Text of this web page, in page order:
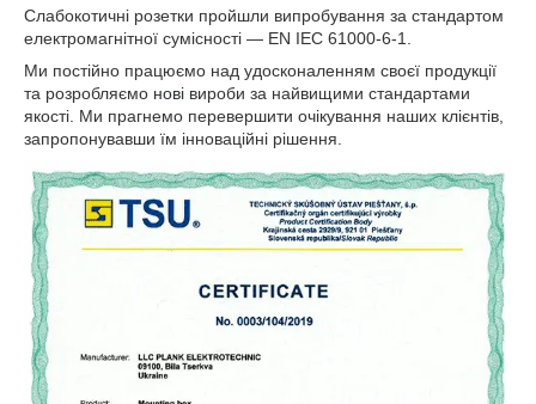
Слабокотичні розетки пройшли випробування за стандартом
електромагнітної сумісності — EN IEC 61000-6-1.
Ми постійно працюємо над удосконаленням своєї продукції
та розробляємо нові вироби за найвищими стандартами
якості. Ми прагнемо перевершити очікування наших клієнтів,
запропонувавши їм інноваційні рішення.